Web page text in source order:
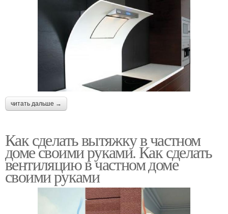
читать дальше →
Как сделать вытяжку в частном
доме своими руками. Как сделать
вентиляцию в частном доме
своими руками